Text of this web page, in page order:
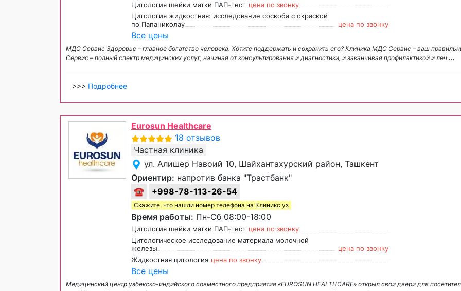
Цитология шейки матки ПАП-тест цена по звонку
Цитология жидкостная: исследование соскоба с окраской
по Папаниколау
цена по звонку
Все цены
МДС Сервис Здоровье – главное богатство человека. Хотите поддержать и сохранить его? Клиника МДС Сервис – ваш
Сервис – полный спектр медицинских услуг, начиная от консультирования и диагностики, и заканчивая профилактикой и леч ...
>>> Подробнее
Eurosun Healthcare
18 отзывов
Частная клиника
ул. Алишер Навоий 10, Шайхантахурский район, Ташкент
Ориентир: напротив банка "Трастбанк"
☎
+998-78-113-26-54
Скажите, что нашли номер телефона на Клиникс уз
Время работы: Пн-Сб 08:00-18:00
Цитология шейки матки ПАП-тест цена по звонку
Цитологическое исследование материала молочной
железы
цена по звонку
Жидкостная цитология цена по звонку
Все цены
Медицинский центр узбекско-индийского совместного предприятия «EUROSUN HEALTHCARE» открыл свои двери для